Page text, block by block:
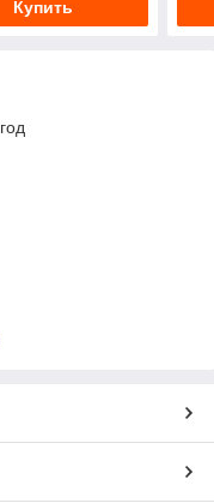
Купить